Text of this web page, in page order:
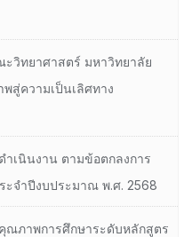
วิทยาศาสตร์ มหาวิทยาลัย
สู่ความเป็นเลิศทาง
เนินงาน ตามข้อตกลงการ
ะจำปีงบประมาณ พ.ศ. 2568
ณภาพการศึกษาระดับหลักสูตร